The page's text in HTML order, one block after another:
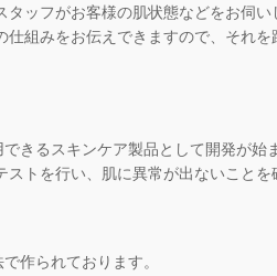
ッフがお客様の肌状態などをお伺
組みをお伝えできますので、それ
きるスキンケア製品として開発が
トを行い、肌に異常が出ないこと
作られております。